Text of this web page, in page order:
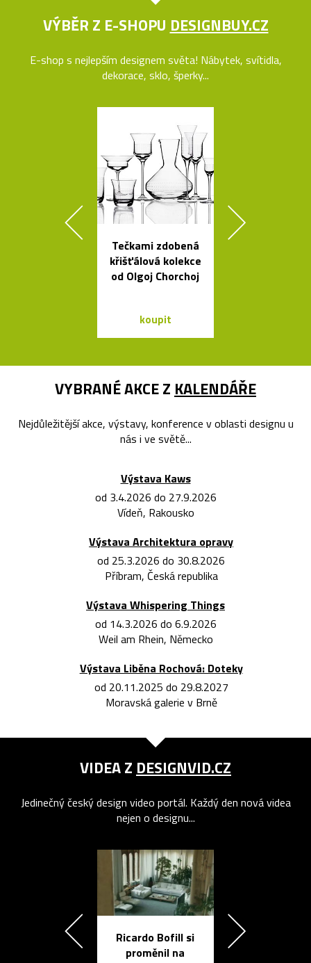
VÝBĚR Z E-SHOPU DESIGNBUY.CZ
E-shop s nejlepším designem světa! Nábytek, svítidla,
dekorace, sklo, šperky...
Tečkami zdobená
křišťálová kolekce
od Olgoj Chorchoj
koupit
VYBRANÉ AKCE Z KALENDÁŘE
Nejdůležitější akce, výstavy, konference v oblasti designu u
nás i ve světě...
Výstava Kaws
od 3.4.2026 do 27.9.2026
Vídeň, Rakousko
Výstava Architektura opravy
od 25.3.2026 do 30.8.2026
Příbram, Česká republika
Výstava Whispering Things
od 14.3.2026 do 6.9.2026
Weil am Rhein, Německo
Výstava Liběna Rochová: Doteky
od 20.11.2025 do 29.8.2027
Moravská galerie v Brně
VIDEA Z DESIGNVID.CZ
Jedinečný český design video portál. Každý den nová videa
nejen o designu...
Ricardo Bofill si
proměnil na